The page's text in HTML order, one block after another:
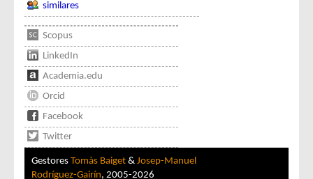
similares
Scopus
LinkedIn
Academia.edu
Orcid
Facebook
Twitter
Gestores Tomàs Baiget & Josep-Manuel
Rodríguez-Gairín, 2005-2026